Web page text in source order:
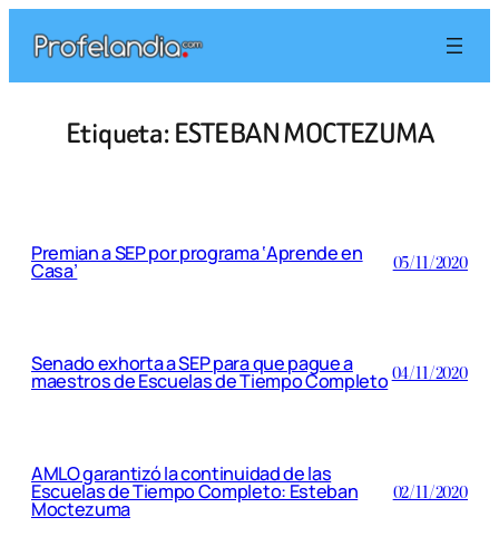
contenido
Etiqueta:ESTEBAN MOCTEZUMA
Premian a SEP por programa ‘Aprende en
Casa’ 05/11/2020
Senado exhorta a SEP para que pague a
maestros de Escuelas de Tiempo Completo04/11/2020
AMLO garantizó la continuidad de las
Escuelas de Tiempo Completo: Esteban
Moctezuma
02/11/2020